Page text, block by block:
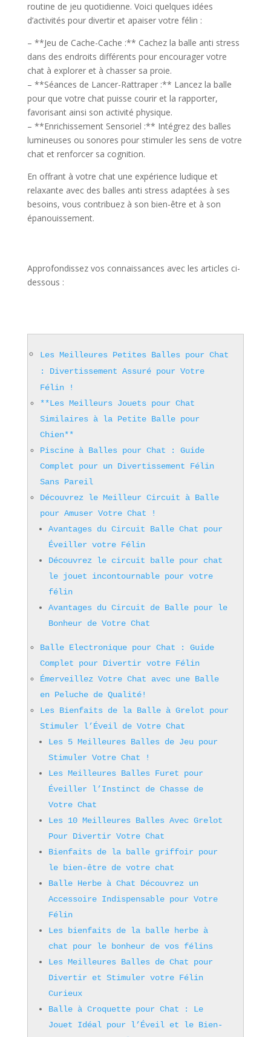
routine de jeu quotidienne. Voici quelques idées
d’activités pour divertir et apaiser votre félin :
– **Jeu de Cache-Cache :** Cachez la balle anti stress
dans des endroits différents pour encourager votre
chat à explorer et à chasser sa proie.
– **Séances de Lancer-Rattraper :** Lancez la balle
pour que votre chat puisse courir et la rapporter,
favorisant ainsi son activité physique.
– **Enrichissement Sensoriel :** Intégrez des balles
lumineuses ou sonores pour stimuler les sens de votre
chat et renforcer sa cognition.
En offrant à votre chat une expérience ludique et
relaxante avec des balles anti stress adaptées à ses
besoins, vous contribuez à son bien-être et à son
épanouissement.
Approfondissez vos connaissances avec les articles ci-
dessous :
Les Meilleures Petites Balles pour Chat
: Divertissement Assuré pour Votre
Félin !
**Les Meilleurs Jouets pour Chat
Similaires à la Petite Balle pour
Chien**
Piscine à Balles pour Chat : Guide
Complet pour un Divertissement Félin
Sans Pareil
Découvrez le Meilleur Circuit à Balle
pour Amuser Votre Chat !
Avantages du Circuit Balle Chat pour
Éveiller votre Félin
Découvrez le circuit balle pour chat
le jouet incontournable pour votre
félin
Avantages du Circuit de Balle pour le
Bonheur de Votre Chat
Balle Electronique pour Chat : Guide
Complet pour Divertir votre Félin
Émerveillez Votre Chat avec une Balle
en Peluche de Qualité!
Les Bienfaits de la Balle à Grelot pour
Stimuler l’Éveil de Votre Chat
Les 5 Meilleures Balles de Jeu pour
Stimuler Votre Chat !
Les Meilleures Balles Furet pour
Éveiller l’Instinct de Chasse de
Votre Chat
Les 10 Meilleures Balles Avec Grelot
Pour Divertir Votre Chat
Bienfaits de la balle griffoir pour
le bien-être de votre chat
Balle Herbe à Chat Découvrez un
Accessoire Indispensable pour Votre
Félin
Les bienfaits de la balle herbe à
chat pour le bonheur de vos félins
Les Meilleures Balles de Chat pour
Divertir et Stimuler votre Félin
Curieux
Balle à Croquette pour Chat : Le
Jouet Idéal pour l’Éveil et le Bien-